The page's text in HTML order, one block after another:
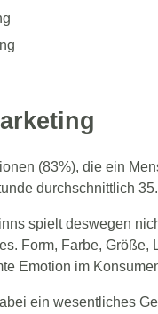
(83%), die ein
durchschnittlich
spielt deswegen
Form, Farbe,
Emotion im
ein wesentliches